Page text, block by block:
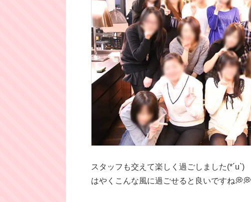
スタッフも交えて楽しく過ごしました(*´u`)
はやくこんな風に過ごせると良いですね💭💭